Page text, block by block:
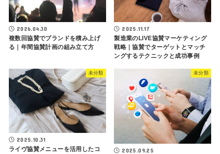
2026.04.30
複数回協賛でブランドを積み上げ
る｜年間協賛計画の組み立て方
2025.11.17
製造業のLIVE協賛マーケティング
戦略｜協賛でターゲットとマッチ
ングするテクニックと成功事例
未分類
2025.10.31
ライヴ協賛メニューを活用したコ
未分類
2025.09.25